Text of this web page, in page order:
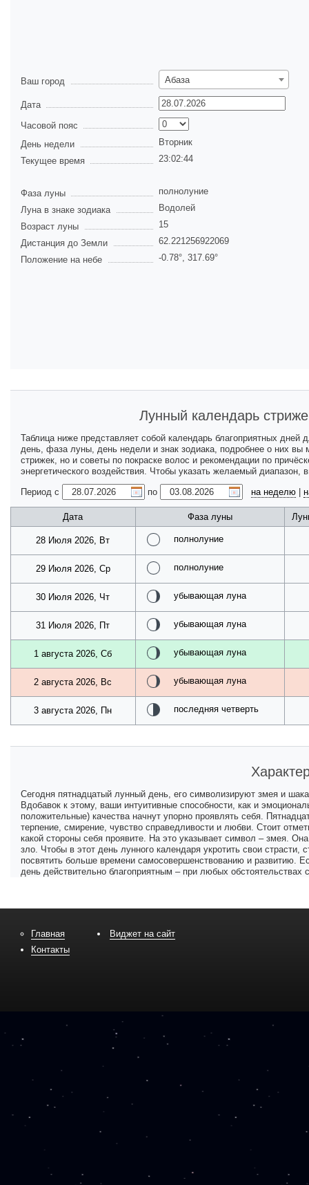
Ваш город Абаза
Дата
Часовой пояс
День недели
Вторник
Текущее время
23:02:44
Фаза луны
полнолуние
Луна в знаке зодиака
Водолей
Возраст луны
15
Дистанция до Земли
62.221256922069
Положение на небе
-0.78°, 317.69°
Лунный календарь
Таблица ниже представляет собой календарь благоприятных
день, фаза луны, день недели и знак зодиака, подробнее о них вы
стрижек, но и советы по покраске волос и рекомендации по
энергетического воздействия. Чтобы указать желаемый
Период с
по на неделю
Дата Фаза луны
28 Июля 2026, Вт полнолуние
29 Июля 2026, Ср полнолуние
30 Июля 2026, Чт убывающая луна
31 Июля 2026, Пт убывающая луна
1 августа 2026, Сб убывающая луна
2 августа 2026, Вс убывающая луна
3 августа 2026, Пн последняя четверть
Сегодня пятнадцатый лунный день, его символизируют змея и
Вдобавок к этому, ваши интуитивные способности, как и
положительные) качества начнут упорно проявлять себя.
терпение, смирение, чувство справедливости и любви. Стоит
какой стороны себя проявите. На это указывает символ – змея.
зло. Чтобы в этот день лунного календаря укротить свои страсти,
посвятить больше времени самосовершенствованию и развитию.
день действительно благоприятным – при любых обстоятельствах
Главная
Контакты
Виджет на сайт